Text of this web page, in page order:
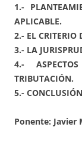
1.-
APLICABLE.
2.- EL CRITERIO
3.- LA
4.-
TRIBUTACIÓN.
5.-
Ponente: Javier